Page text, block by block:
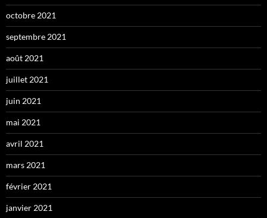
octobre 2021
septembre 2021
août 2021
juillet 2021
juin 2021
mai 2021
avril 2021
mars 2021
février 2021
janvier 2021